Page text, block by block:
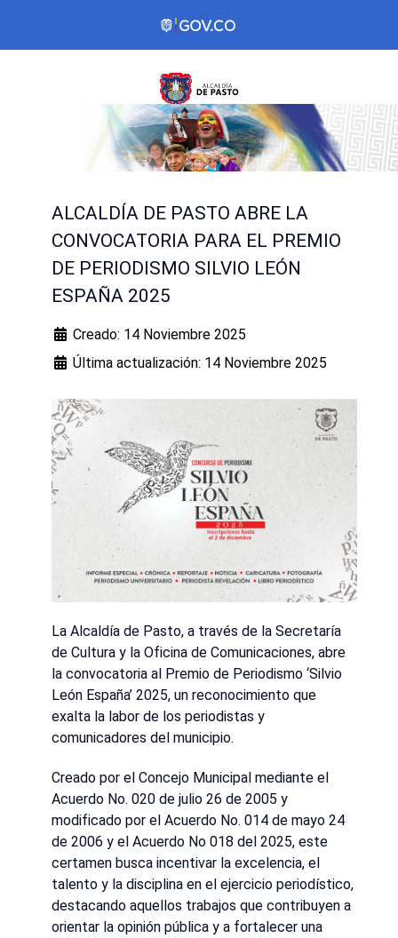
ALCALDÍA DE PASTO ABRE LA
CONVOCATORIA PARA EL PREMIO
DE PERIODISMO SILVIO LEÓN
ESPAÑA 2025
Creado: 14 Noviembre 2025
Última actualización: 14 Noviembre 2025
La Alcaldía de Pasto, a través de la Secretaría
de Cultura y la Oficina de Comunicaciones, abre
la convocatoria al Premio de Periodismo ‘Silvio
León España’ 2025, un reconocimiento que
exalta la labor de los periodistas y
comunicadores del municipio.
Creado por el Concejo Municipal mediante el
Acuerdo No. 020 de julio 26 de 2005 y
modificado por el Acuerdo No. 014 de mayo 24
de 2006 y el Acuerdo No 018 del 2025, este
certamen busca incentivar la excelencia, el
talento y la disciplina en el ejercicio periodístico,
destacando aquellos trabajos que contribuyen a
orientar la opinión pública y a fortalecer una